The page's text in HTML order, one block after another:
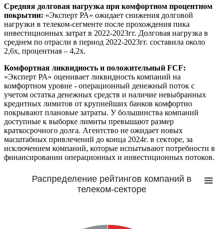
Средняя долговая нагрузка при комфортном процентном
покрытии: «Эксперт РА» ожидает снижения долговой
нагрузки в телеком-сегменте после прохождения пика
инвестиционных затрат в 2022-2023гг. Долговая нагрузка в
среднем по отрасли в период 2022-2023гг. составила около
2,6х, процентная – 4,2х.
Комфортная ликвидность и положительный FCF:
«Эксперт РА» оценивает ликвидность компаний на
комфортном уровне - операционный денежный поток с
учетом остатка денежных средств и наличие невыбранных
кредитных лимитов от крупнейших банков комфортно
покрывают плановые затраты. У большинства компаний
доступные к выборке лимиты превышают размер
краткосрочного долга. Агентство не ожидает новых
масштабных привлечений до конца 2024г. в секторе, за
исключением компаний, которые испытывают потребности в
финансировании операционных и инвестиционных потоков.
Распределение рейтингов компаний в
телеком-секторе